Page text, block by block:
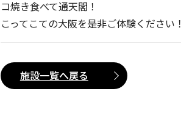
コ焼き食べて通天閣！
こってこての大阪を是非ご体験ください！
施設一覧へ戻る